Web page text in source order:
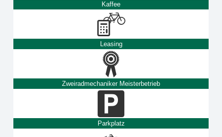
Kaffee
Leasing
Zweiradmechaniker Meisterbetrieb
Parkplatz